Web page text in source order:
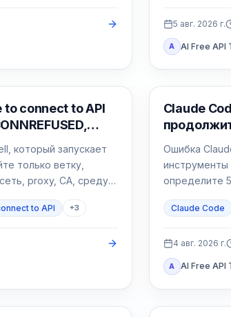
5 авг. 2026 г.
A AI Free API
to connect to API
который запускает
только ветку,
proxy, CA, среду
to API +3
Claude Code
Claude
Ошибка
инструменты
определите
Claude Code
4 авг. 2026 г.
A AI Free API